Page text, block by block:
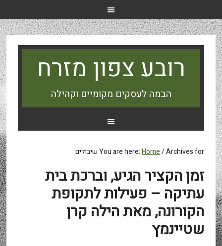
רובע צפון מזרח
הבמה לעסקים מקומיים וקהילה
You are here:Home/Archives for שיבולים
זמן הקציר הגיע, וברכת בית
עתיקה – פעילות לתקופת
הקורונה, מאת הילה קרן
שטיינמץ